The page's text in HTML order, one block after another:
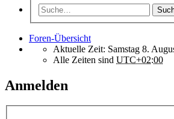
Foren-Übersicht
Aktuelle Zeit: Samstag 8.
Alle Zeiten sind UTC+02:00
Anmelden